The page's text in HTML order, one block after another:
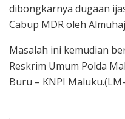
dibongkarnya dugaan
Cabup MDR oleh
Masalah ini kemudian
Reskrim Umum Polda
Buru – KNPI